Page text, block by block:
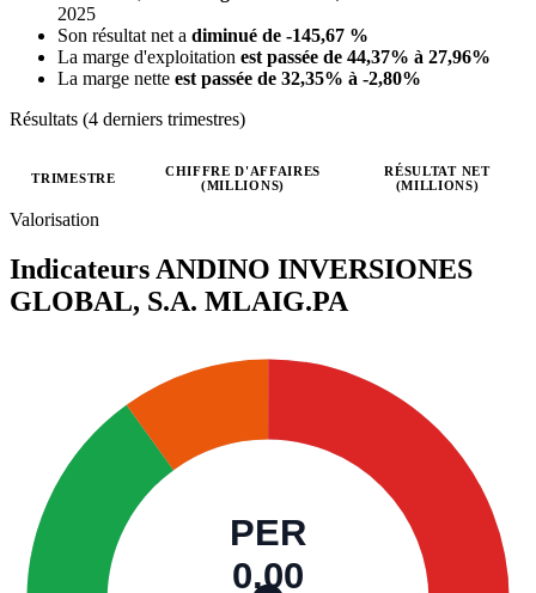
2025
Son résultat net a diminué de -145,67 %
La marge d'exploitation est passée de 44,37% à 27,96%
La marge nette est passée de 32,35% à -2,80%
Résultats (4 derniers trimestres)
Valeurs trimestrielles en millions (euro)
TRIMESTRE
CHIFFRE D'AFFAIRES
(MILLIONS)
RÉSULTAT NET
(MILLIONS)
Valorisation
Indicateurs ANDINO INVERSIONES
GLOBAL, S.A. MLAIG.PA
PER
0,00